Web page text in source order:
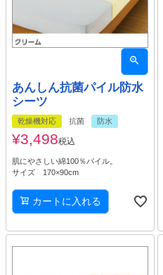
あんしん抗菌パイル防水
シーツ
乾燥機対応 抗菌 防水
¥3,498税込
肌にやさしい綿100％パイル。
サイズ 170×90cm
カートに入れる